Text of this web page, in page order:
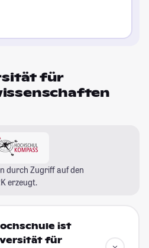
für
durch Zugriff auf den
erzeugt.
ist
für